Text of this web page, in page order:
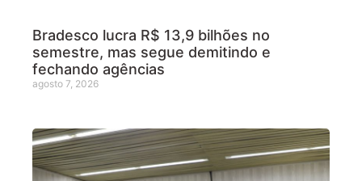
Bradesco lucra R$ 13,9 bilhões no
semestre, mas segue demitindo e
fechando agências
agosto 7, 2026